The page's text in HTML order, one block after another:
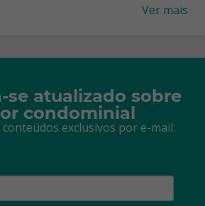
Ver mais
se atualizado sobre
condominial
exclusivos por e-mail: